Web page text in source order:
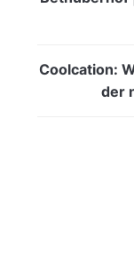
Coolcation:
der